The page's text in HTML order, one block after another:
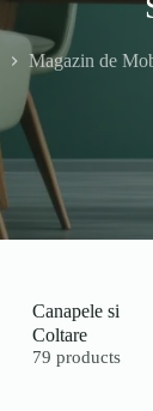
Magazin de
Canapele si
Coltare
79 products